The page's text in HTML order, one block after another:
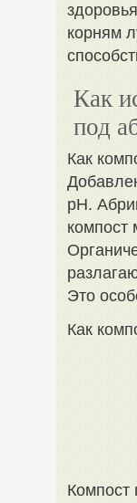
корням
Как
под
Как
pH.
компост
Это
Как
Компост